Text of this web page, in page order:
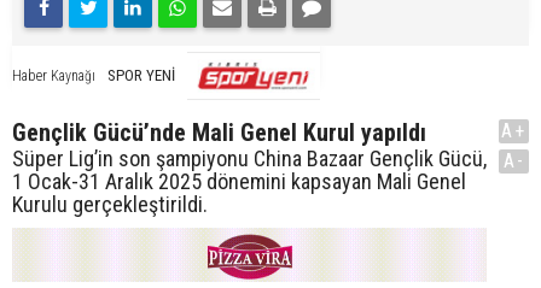
Haber Kaynağı SPOR YENİ
Gençlik Gücü’nde Mali Genel Kurul yapıldı
Süper Lig’in son şampiyonu China Bazaar Gençlik Gücü,
1 Ocak-31 Aralık 2025 dönemini kapsayan Mali Genel
Kurulu gerçekleştirildi.
A+
A-